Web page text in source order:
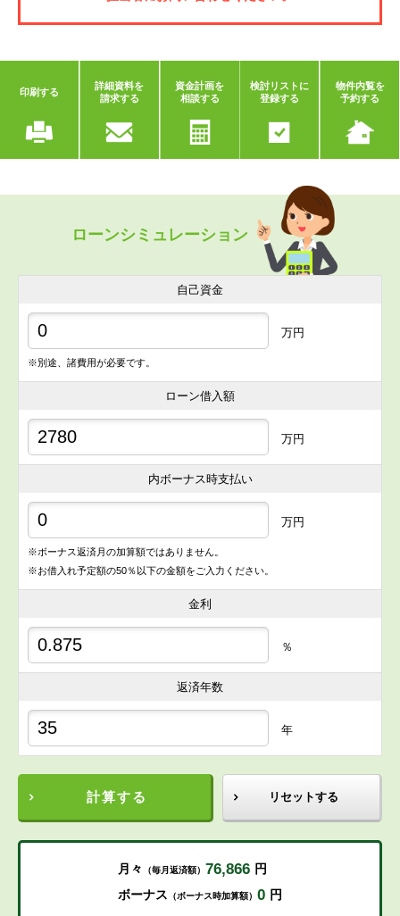
印刷する
詳細資料を
請求する
資金計画を
相談する
検討リストに
登録する
物件内覧を
予約する
ローンシミュレーション
自己資金
万円
※別途、諸費用が必要です。
ローン借入額
万円
内ボーナス時支払い
万円
※ボーナス返済月の加算額ではありません。
※お借入れ予定額の50％以下の金額をご入力ください。
金利
％
返済年数
年
計算する リセットする
月々 （毎月返済額） 76,866 円
ボーナス （ボーナス時加算額） 0 円